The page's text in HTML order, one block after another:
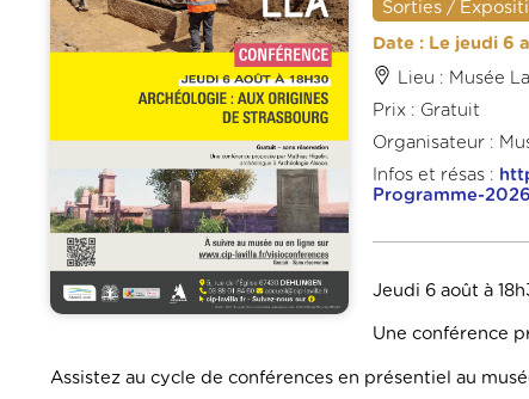
Sorties /
Date : Le jeudi 6
Lieu : Musée
Prix : Gratuit
Organisateur :
Infos et résas :
Programme-
Jeudi 6 août à
Une conférence
Assistez au cycle de conférences en présentiel au